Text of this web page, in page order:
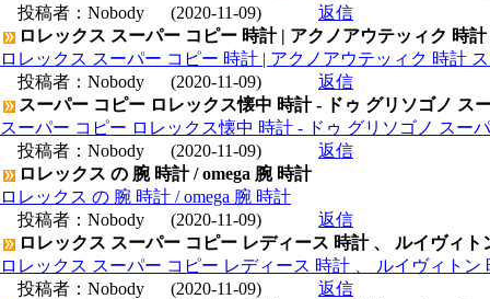
投稿者： Nobody (2020-11-09)
返信
ロレックス スーパー コピー 時計 | アクノアウテッィク 時
ロレックス スーパー コピー 時計 | アクノアウテッィク 時計
投稿者： Nobody (2020-11-09)
返信
スーパー コピー ロレックス懐中 時計 - ドゥ グリソゴノ ス
スーパー コピー ロレックス懐中 時計 - ドゥ グリソゴノ スー
投稿者： Nobody (2020-11-09)
返信
ロレックス の 腕 時計 / omega 腕 時計
ロレックス の 腕 時計 / omega 腕 時計
投稿者： Nobody (2020-11-09)
返信
ロレックス スーパー コピー レディース 時計 、 ルイヴィ
ロレックス スーパー コピー レディース 時計 、 ルイヴィト
投稿者： Nobody (2020-11-09)
返信